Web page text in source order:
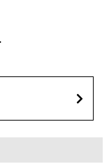
張り感などが生じるこ
は男性は3か月、女性